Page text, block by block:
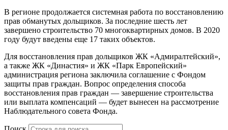
В регионе продолжается системная работа по восстановлению
прав обманутых дольщиков. За последние шесть лет
завершено строительство 70 многоквартирных домов. В 2020
году будут введены еще 17 таких объектов.
Для восстановления прав дольщиков ЖК «Адмиралтейский»,
а также ЖК «Династия» и ЖК «Парк Европейский»
администрация региона заключила соглашение с Фондом
защиты прав граждан. Вопрос определения способа
восстановления прав граждан — завершение строительства
или выплата компенсаций — будет вынесен на рассмотрение
Наблюдательного совета Фонда.